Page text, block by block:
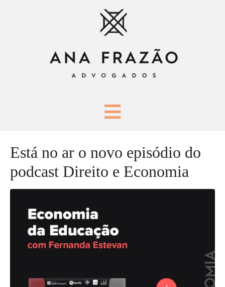
Está no ar o novo episódio do
podcast Direito e Economia